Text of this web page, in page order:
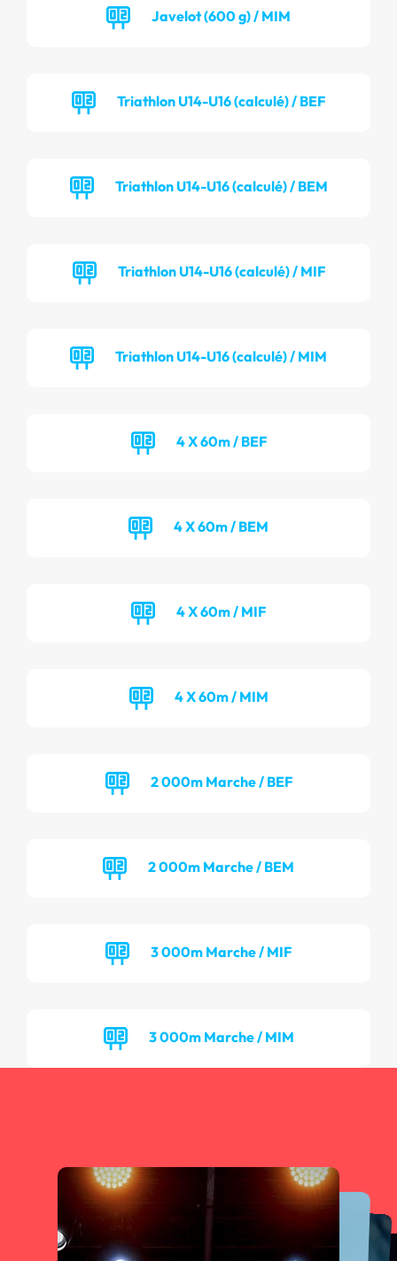
Javelot (600 g) / MIM
Triathlon U14-U16 (calculé) / BEF
Triathlon U14-U16 (calculé) / BEM
Triathlon U14-U16 (calculé) / MIF
Triathlon U14-U16 (calculé) / MIM
4 X 60m / BEF
4 X 60m / BEM
4 X 60m / MIF
4 X 60m / MIM
2 000m Marche / BEF
2 000m Marche / BEM
3 000m Marche / MIF
3 000m Marche / MIM